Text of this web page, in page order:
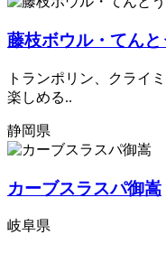
藤枝ボウル・てん
トランポリン、クライ
楽しめる..
静岡県
カーブスラスパ御嵩
岐阜県